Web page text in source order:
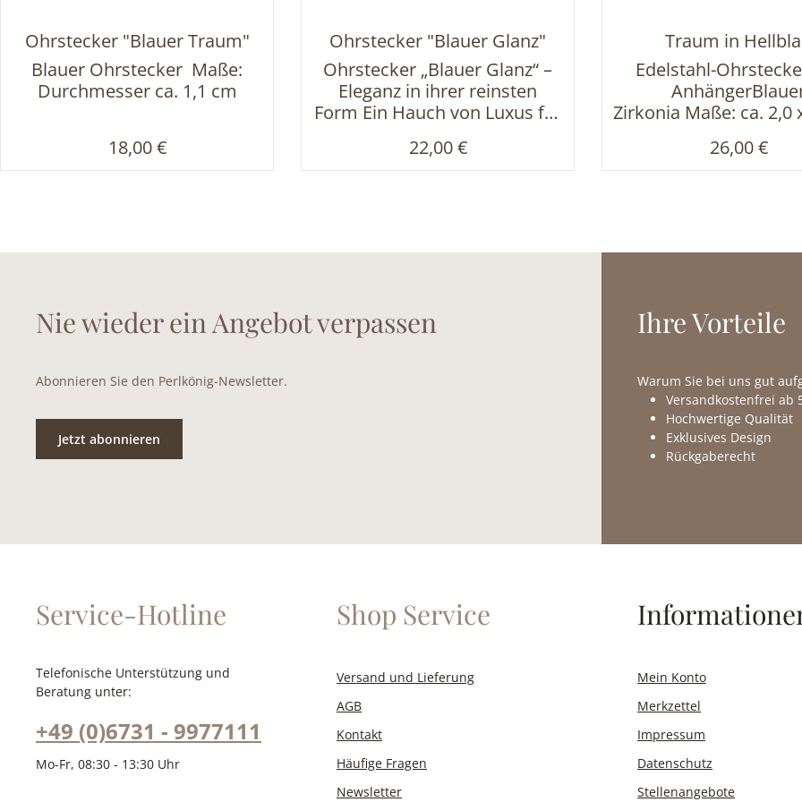
Ohrstecker "Blauer Traum"
Blauer Ohrstecker Maße:
Durchmesser ca. 1,1 cm
Regulärer Preis:
18,00 €
Ohrstecker "Blauer Glanz"
Ohrstecker „Blauer Glanz“ –
Eleganz in ihrer reinsten
Form Ein Hauch von Luxus für
Ohrstecker vereinen
klassisches Design mit
hochwertig veredeltem
Regulärer Preis:
22,00 €
Traum in
Edelstahl-
Zirkonia Maße: ca. 2,0
Regulärer
26,00 €
Nie wieder ein Angebot verpassen
Abonnieren Sie den Perlkönig-Newsletter.
Jetzt abonnieren
Ihre Vorteile
Warum Sie bei uns gut
Versandkostenfrei ab
Hochwertige Qualität
Exklusives Design
Rückgaberecht
Service-Hotline
Telefonische Unterstützung und
Beratung unter:
+49 (0)6731 - 9977111
Mo-Fr, 08:30 - 13:30 Uhr
Shop Service
Versand und Lieferung
AGB
Kontakt
Häufige Fragen
Newsletter
Mein Konto
Merkzettel
Impressum
Datenschutz
Stellenangebote